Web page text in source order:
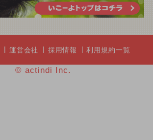
運営会社 採用情報 利用規約一覧
© actindi Inc.